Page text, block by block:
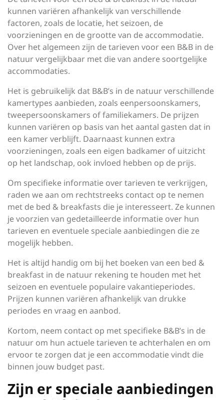
kunnen variëren afhankelijk van verschillende
factoren, zoals de locatie, het seizoen, de
voorzieningen en de grootte van de accommodatie.
Over het algemeen zijn de tarieven voor een B&B in de
natuur vergelijkbaar met die van andere soortgelijke
accommodaties.
Het is gebruikelijk dat B&B’s in de natuur verschillende
kamertypes aanbieden, zoals eenpersoonskamers,
tweepersoonskamers of familiekamers. De prijzen
kunnen variëren op basis van het aantal gasten dat in
een kamer verblijft. Daarnaast kunnen extra
voorzieningen, zoals een eigen badkamer of uitzicht
op het landschap, ook invloed hebben op de prijs.
Om specifieke informatie over tarieven te verkrijgen,
raden we aan om rechtstreeks contact op te nemen
met de bed & breakfasts die je interesseert. Ze kunnen
je voorzien van gedetailleerde informatie over hun
tarieven en eventuele speciale aanbiedingen die ze
mogelijk hebben.
Het is altijd handig om bij het boeken van een bed &
breakfast in de natuur rekening te houden met het
seizoen en eventuele populaire vakantieperiodes.
Prijzen kunnen variëren afhankelijk van drukke
periodes en vraag en aanbod.
Kortom, neem contact op met specifieke B&B’s in de
natuur om hun actuele tarieven te achterhalen en om
ervoor te zorgen dat je een accommodatie vindt die
binnen jouw budget past.
Zijn er speciale aanbiedingen